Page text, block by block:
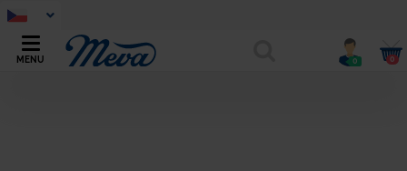
MENU 0 0